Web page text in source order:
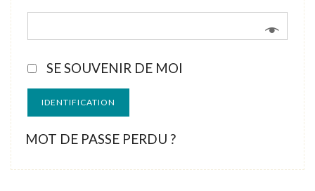
SE SOUVENIR DE MOI
IDENTIFICATION
MOT DE PASSE PERDU ?